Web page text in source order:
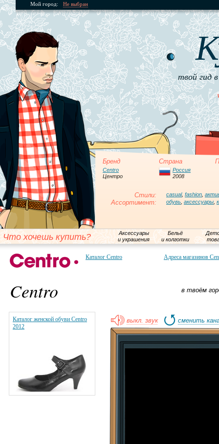
Мой город: Не выбран
твой гид
Бренд Страна
Centro
Центро
Россия
2008
Стили: casual, fashion
Ассортимент: обувь аксессуары
Что хочешь купить?
Аксессуары
и украшения
Бельё
и колготки
Каталог Centro Адреса магазинов
в твоём
Centro
Каталог женской обуви Centro
2012
выкл. звук сменить